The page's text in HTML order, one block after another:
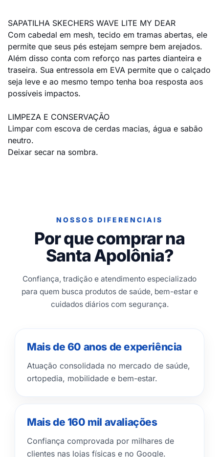
SAPATILHA SKECHERS WAVE LITE MY DEAR
Com cabedal em mesh, tecido em tramas abertas, ele
permite que seus pés estejam sempre bem arejados.
Além disso conta com reforço nas partes dianteira e
traseira. Sua entressola em EVA permite que o calçado
seja leve e ao mesmo tempo tenha boa resposta aos
possíveis impactos.
LIMPEZA E CONSERVAÇÃO
Limpar com escova de cerdas macias, água e sabão
neutro.
Deixar secar na sombra.
NOSSOS DIFERENCIAIS
Por que comprar na
Santa Apolônia?
Confiança, tradição e atendimento especializado
para quem busca produtos de saúde, bem-estar e
cuidados diários com segurança.
Mais de 60 anos de experiência
Atuação consolidada no mercado de saúde,
ortopedia, mobilidade e bem-estar.
Mais de 160 mil avaliações
Confiança comprovada por milhares de
clientes nas lojas físicas e no Google.